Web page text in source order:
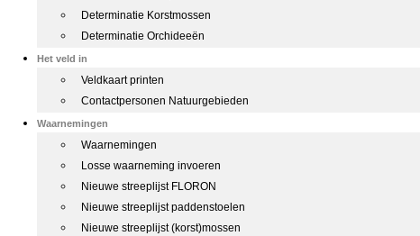
Determinatie Korstmossen
Determinatie Orchideeën
Het veld in
Veldkaart printen
Contactpersonen Natuurgebieden
Waarnemingen
Waarnemingen
Losse waarneming invoeren
Nieuwe streeplijst FLORON
Nieuwe streeplijst paddenstoelen
Nieuwe streeplijst (korst)mossen